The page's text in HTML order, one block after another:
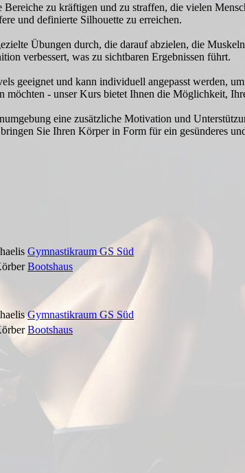
zu kräftigen und zu straffen, die vielen
und definierte Silhouette zu erreichen.
Übungen durch, die darauf abzielen, die
verbessert, was zu sichtbaren Ergebnissen führt.
geeignet und kann individuell angepasst werden,
möchten - unser Kurs bietet Ihnen die Möglichkeit,
eine zusätzliche Motivation und
Sie Ihren Körper in Form für ein gesünderes
Gymnastikraum GS Süd
Bootshaus
Gymnastikraum GS Süd
Bootshaus